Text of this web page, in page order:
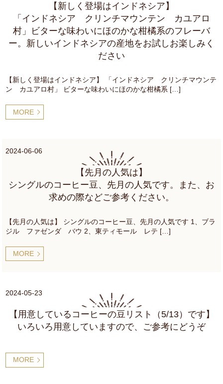
【新しく登場はインドネシア】
「インドネシア クリンチマウンテン カユアロ
村」ビターな味わいにほのかな柑橘系のフレーバ
ー。新しいインドネシアの産地をお試しお楽しみく
ださい
【新しく登場はインドネシア】 「インドネシア クリンチマウンテ
ン カユアロ村」 ビターな味わいにほのかな柑橘系 […]
MORE
2024-06-06
【先月の人気は】
シングルのコーヒー豆、先月の人気です。また、お
求めの際などご参考ください。
【先月の人気は】 シングルのコーヒー豆、先月の人気です 1、ブラ
ジル ファゼンダ バウ 2、東ティモール レテ […]
MORE
2024-05-23
【用意しているコーヒーの豆リスト（5/13）です】
いろいろ用意していますので、ご参考にどうぞ
MORE